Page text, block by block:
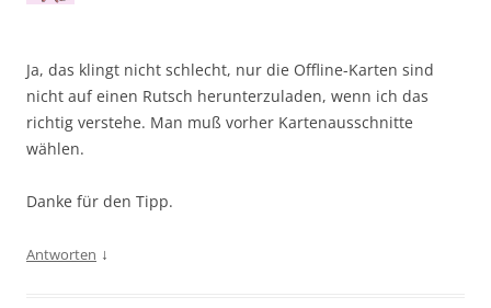
Ja, das klingt nicht schlecht, nur die Offline-Karten sind
nicht auf einen Rutsch herunterzuladen, wenn ich das
richtig verstehe. Man muß vorher Kartenausschnitte
wählen.
Danke für den Tipp.
Antworten ↓